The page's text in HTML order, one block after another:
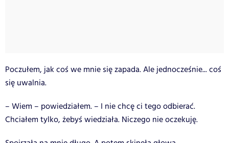
Poczułem, jak coś we mnie się zapada. Ale jednocześnie... coś
się uwalnia.
– Wiem – powiedziałem. – I nie chcę ci tego odbierać.
Chciałem tylko, żebyś wiedziała. Niczego nie oczekuję.